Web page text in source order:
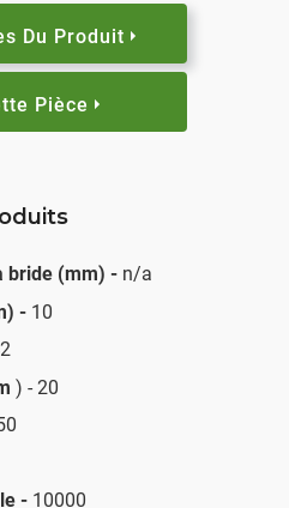
Du Produit
Pièce
bride (mm) - n/a
- 10
) - 20
- 10000